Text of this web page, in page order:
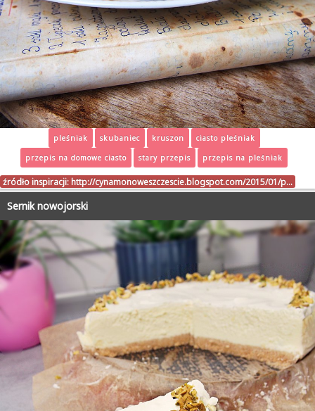
pleśniak skubaniec kruszon
ciasto pleśniak
przepis na domowe ciasto
stary przepis przepis na pleśniak
źródło inspiracji: http://cynamonoweszczescie.blogspot.com/2015/01/p…
Sernik nowojorski